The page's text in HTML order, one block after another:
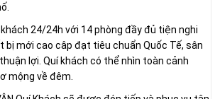
khách 24/24h với 14 phòng đầy đủ tiện nghi
bị mới cao câp đạt tiêu chuẩn Quốc Tế, sân
lợi. Quí khách có thể nhìn toàn cảnh
mộng về đêm.